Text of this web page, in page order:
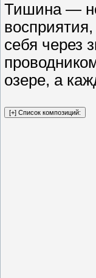
Тишина — не
себя через
озере, а